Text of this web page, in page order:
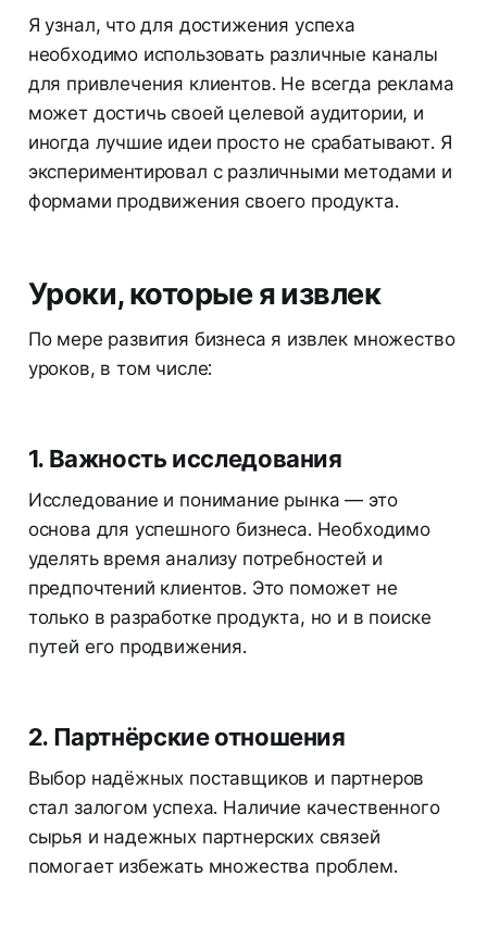
Я узнал, что для достижения успеха
необходимо использовать различные каналы
для привлечения клиентов. Не всегда реклама
может достичь своей целевой аудитории, и
иногда лучшие идеи просто не срабатывают. Я
экспериментировал с различными методами и
формами продвижения своего продукта.
Уроки, которые я извлек
По мере развития бизнеса я извлек множество
уроков, в том числе:
1. Важность исследования
Исследование и понимание рынка — это
основа для успешного бизнеса. Необходимо
уделять время анализу потребностей и
предпочтений клиентов. Это поможет не
только в разработке продукта, но и в поиске
путей его продвижения.
2. Партнёрские отношения
Выбор надёжных поставщиков и партнеров
стал залогом успеха. Наличие качественного
сырья и надежных партнерских связей
помогает избежать множества проблем.